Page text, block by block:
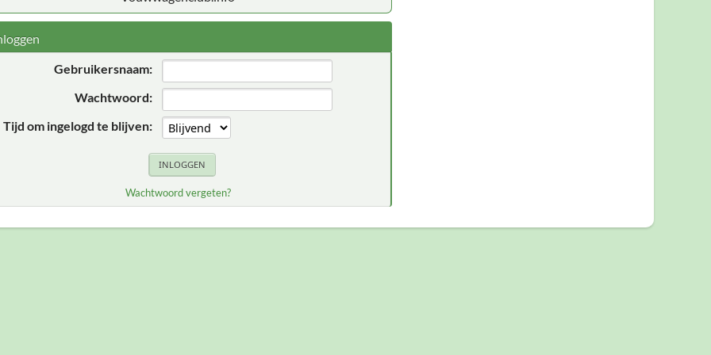
Gebruikersnaam:
Wachtwoord:
Tijd om ingelogd te blijven:
Wachtwoord vergeten?